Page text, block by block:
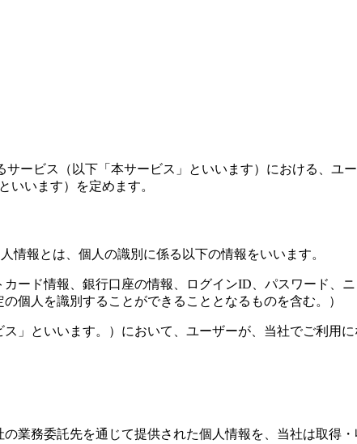
ービス（以下「本サービス」といいます）における、ユ
いいます）を定めます。
情報とは、個人の識別に係る以下の情報をいいます。
ード情報、銀行口座の情報、ログインID、パスワード、
個人を識別することができることとなるものを含む。）
」といいます。）において、ユーザーが、当社でご利用
業務委託先を通じて提供された個人情報を、当社は取得・